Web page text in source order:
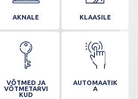
AKNALE KLAASILE
VÕTMED JA
VÕTMETARVI
KUD
AUTOMAATIK
A